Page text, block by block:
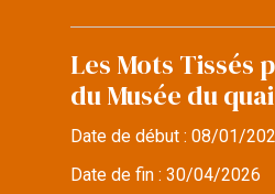
Les Mots Tissés
du Musée du
Date de début :08/01/
Date de fin :30/04/2026